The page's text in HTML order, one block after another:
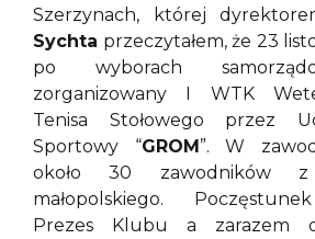
Szerzynach, której
Sychta przeczytałem, że 23
po wyborach
zorganizowany I WTK
Tenisa Stołowego przez
Sportowy “GROM”. W
około 30 zawodników z
małopolskiego.
Prezes Klubu a zarazem